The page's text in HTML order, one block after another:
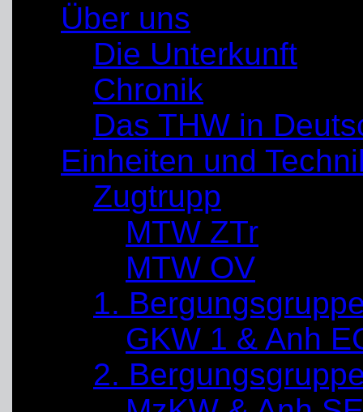
Über uns
Die Unterkunft
Chronik
Das THW in
Einheiten und
Zugtrupp
MTW ZTr
MTW OV
1.
GKW 1 & Anh
2.